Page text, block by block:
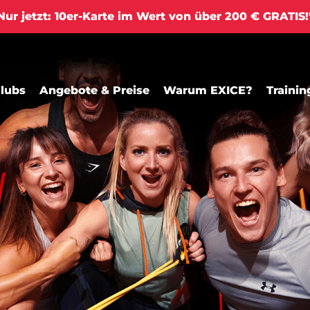
jetzt: 10er-Karte im Wert von über 200 €
Angebote & Preise Warum EXICE?